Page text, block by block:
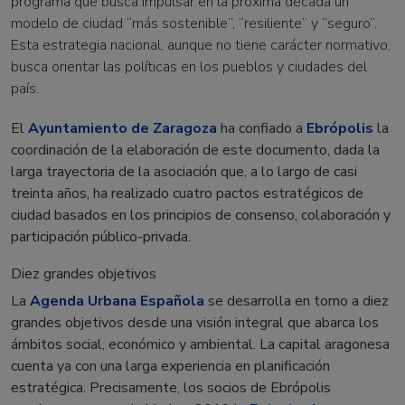
modelo de ciudad “más sostenible”, “resiliente” y “seguro”.
Esta estrategia nacional, aunque no tiene carácter normativo,
busca orientar las políticas en los pueblos y ciudades del
país.
El Ayuntamiento de Zaragoza ha confiado a Ebrópolis la
coordinación de la elaboración de este documento, dada la
larga trayectoria de la asociación que, a lo largo de casi
treinta años, ha realizado cuatro pactos estratégicos de
ciudad basados en los principios de consenso, colaboración y
participación público-privada.
Diez grandes objetivos
La Agenda Urbana Española se desarrolla en torno a diez
grandes objetivos desde una visión integral que abarca los
ámbitos social, económico y ambiental. La capital aragonesa
cuenta ya con una larga experiencia en planificación
estratégica. Precisamente, los socios de Ebrópolis